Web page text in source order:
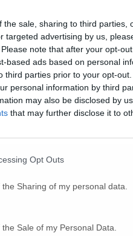
the sale, sharing to third parties,
targeted advertising by us,
note that after your opt-
based ads based on personal
third parties prior to your opt-
personal information by third
may also be disclosed by
that may further disclose it to
Opt Outs
Sharing of my personal data.
Sale of my Personal Data.
Effettua l'accessooppure